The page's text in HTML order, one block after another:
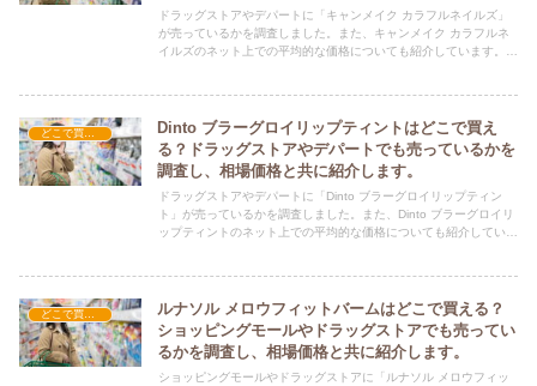
ドラッグストアやデパートに「キャンメイク カラフルネイルズ」
が売っているかを調査しました。また、キャンメイク カラフルネ
イルズのネット上での平均的な価格についても紹介しています。キ
Dinto ブラーグロイリップティントはどこで買え
る？ドラッグストアやデパートでも売っているかを
調査し、相場価格と共に紹介します。
ドラッグストアやデパートに「Dinto ブラーグロイリップティン
ト」が売っているかを調査しました。また、Dinto ブラーグロイリ
ップティントのネット上での平均的な価格についても紹介していま
ルナソル メロウフィットバームはどこで買える？
ショッピングモールやドラッグストアでも売ってい
るかを調査し、相場価格と共に紹介します。
ショッピングモールやドラッグストアに「ルナソル メロウフィッ